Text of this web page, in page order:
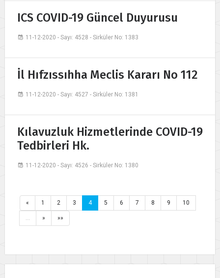
ICS COVID-19 Güncel Duyurusu
11-12-2020 - Sayı: 4528 - Sirküler No: 1383
İl Hıfzıssıhha Meclis Kararı No 112
11-12-2020 - Sayı: 4527 - Sirküler No: 1381
Kılavuzluk Hizmetlerinde COVID-19
Tedbirleri Hk.
11-12-2020 - Sayı: 4526 - Sirküler No: 1380
« 1 2 3 4 5 6 7 8 9 10
… » »»